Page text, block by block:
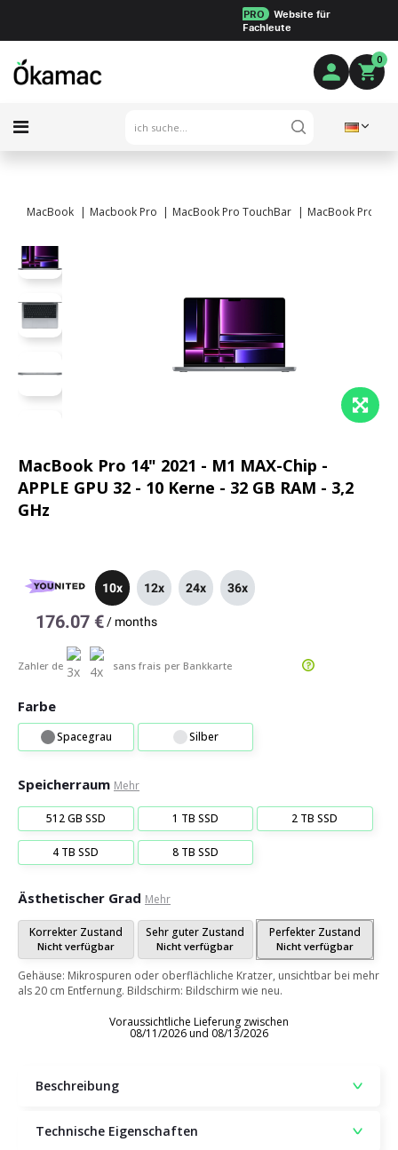
PRO
Website für
Fachleute
0
MacBook Macbook Pro MacBook Pro TouchBar MacBook Pro 14"
MacBook Pro 14" 2021 - M1 MAX-Chip -
APPLE GPU 32 - 10 Kerne - 32 GB RAM - 3,2
GHz
10x 12x 24x 36x
176.07 € / months
Zahler de sans frais per Bankkarte
Farbe
Spacegrau Silber
Speicherraum Mehr
512 GB SSD 1 TB SSD 2 TB SSD
4 TB SSD 8 TB SSD
Ästhetischer Grad Mehr
Korrekter Zustand
Nicht verfügbar
Sehr guter Zustand
Nicht verfügbar
Perfekter Zustand
Nicht verfügbar
Gehäuse: Mikrospuren oder oberflächliche Kratzer, unsichtbar bei mehr
als 20 cm Entfernung. Bildschirm: Bildschirm wie neu.
Voraussichtliche Lieferung zwischen
08/11/2026 und 08/13/2026
Beschreibung
Technische Eigenschaften